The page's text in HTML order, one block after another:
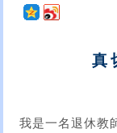
真
我是一名退休教